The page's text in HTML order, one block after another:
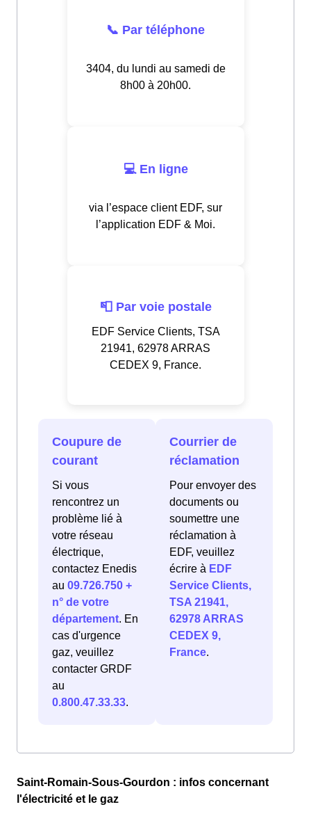
📞 Par téléphone
3404, du lundi au samedi de
8h00 à 20h00.
💻 En ligne
via l’espace client EDF, sur
l’application EDF & Moi.
📮 Par voie postale
EDF Service Clients, TSA
21941, 62978 ARRAS
CEDEX 9, France.
Coupure de
courant
Si vous
rencontrez un
problème lié à
votre réseau
électrique,
contactez Enedis
au 09.726.750 +
n° de votre
département. En
cas d'urgence
gaz, veuillez
contacter GRDF
au
0.800.47.33.33.
Courrier de
réclamation
Pour envoyer des
documents ou
soumettre une
réclamation à
EDF, veuillez
écrire à EDF
Service Clients,
TSA 21941,
62978 ARRAS
CEDEX 9,
France.
Saint-Romain-Sous-Gourdon : infos concernant
l'électricité et le gaz